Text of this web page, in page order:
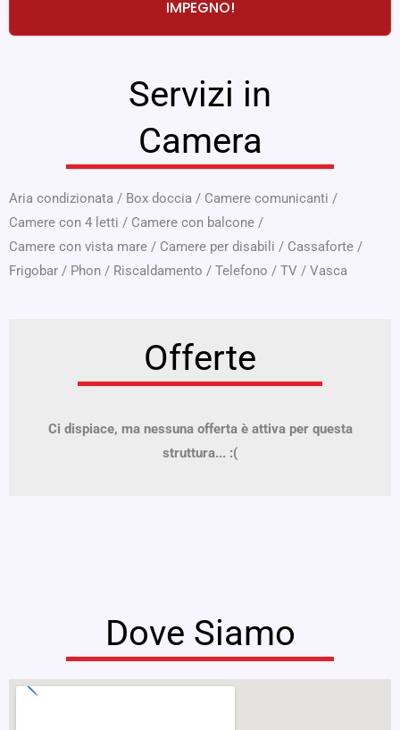
IMPEGNO!
Servizi in
Camera
Aria condizionata / Box doccia / Camere comunicanti /
Camere con 4 letti / Camere con balcone /
Camere con vista mare / Camere per disabili / Cassaforte /
Frigobar / Phon / Riscaldamento / Telefono / TV / Vasca
Offerte
Ci dispiace, ma nessuna offerta è attiva per questa
struttura... :(
Dove Siamo